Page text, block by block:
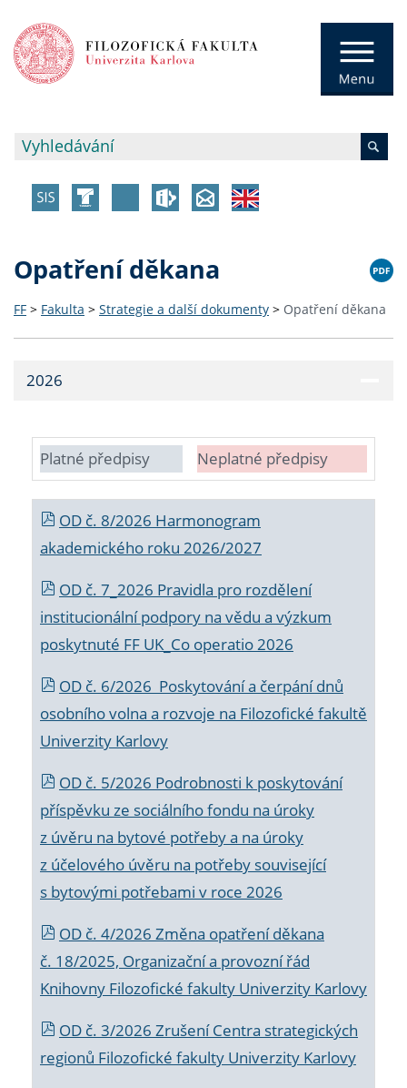
Opatření děkana
FF > Fakulta > Strategie a další dokumenty > Opatření děkana
2026
Platné předpisy Neplatné předpisy
OD č. 8/2026 Harmonogram
akademického roku 2026/2027
OD č. 7_2026 Pravidla pro rozdělení
institucionální podpory na vědu a výzkum
poskytnuté FF UK_Co operatio 2026
OD č. 6/2026 Poskytování a čerpání dnů
osobního volna a rozvoje na Filozofické fakultě
Univerzity Karlovy
OD č. 5/2026 Podrobnosti k poskytování
příspěvku ze sociálního fondu na úroky
z úvěru na bytové potřeby a na úroky
z účelového úvěru na potřeby související
s bytovými potřebami v roce 2026
OD č. 4/2026 Změna opatření děkana
č. 18/2025, Organizační a provozní řád
Knihovny Filozofické fakulty Univerzity Karlovy
OD č. 3/2026 Zrušení Centra strategických
regionů Filozofické fakulty Univerzity Karlovy